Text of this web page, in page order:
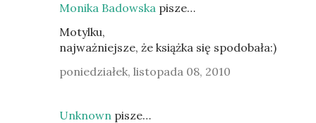
Monika Badowska pisze…
Motylku,
najważniejsze, że książka się spodobała:)
poniedziałek, listopada 08, 2010
Unknown pisze…